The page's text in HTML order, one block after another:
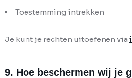
Toestemming intrekken
Je kunt je rechten uitoefenen via
9. Hoe beschermen wij je